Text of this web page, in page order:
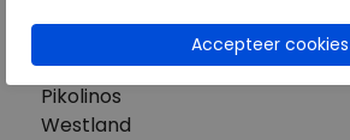
Mephisto
Pikolinos
Westland